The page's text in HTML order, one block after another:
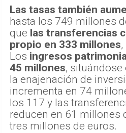
Las tasas también
hasta los 749 millones
que las transferencias
propio en 333 millones
Los ingresos
45 millones, situándose
la enajenación de
incrementa en 74
los 117 y las
reducen en 61 millones
tres millones de euros.